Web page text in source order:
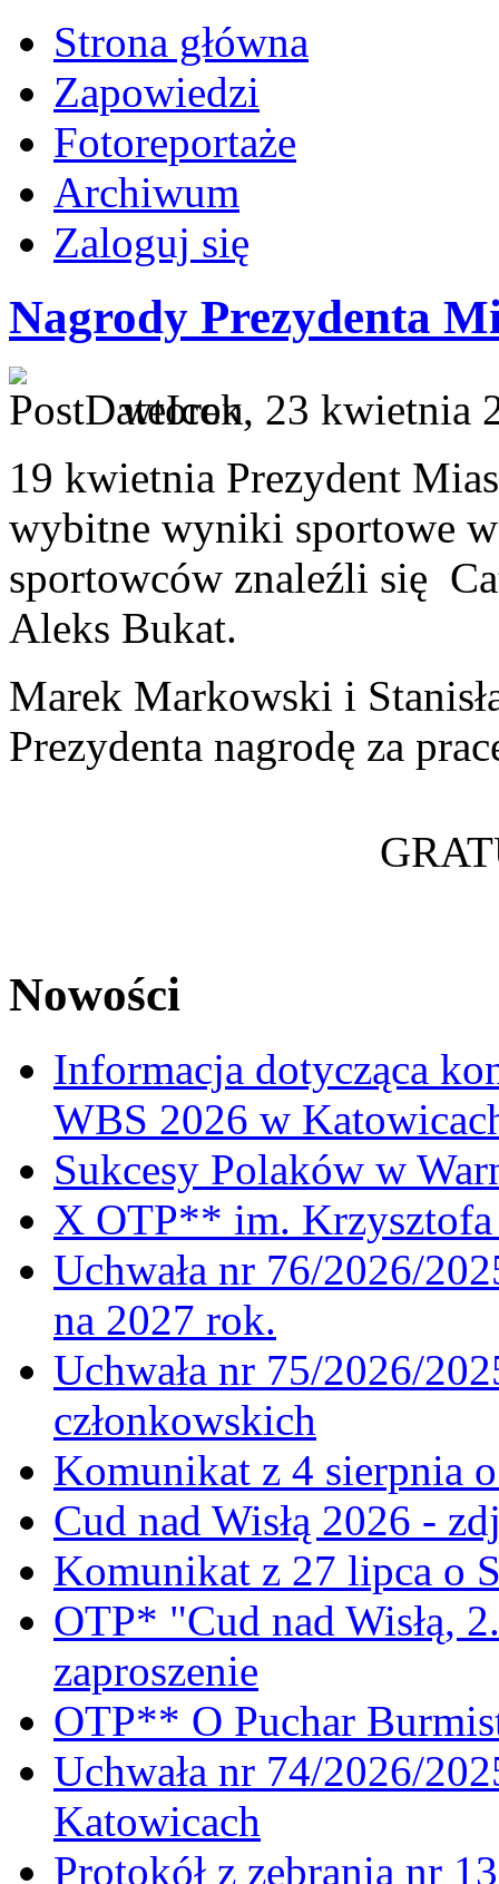
Strona główna
Zapowiedzi
Fotoreportaże
Archiwum
Zaloguj się
Nagrody Prezydenta
wtorek, 23 kwietnia
19 kwietnia Prezydent
wybitne wyniki sportowe
sportowców znaleźli się
Aleks Bukat.
Marek Markowski i
Prezydenta nagrodę za
Nowości
Informacja dotycząca
WBS 2026 w
Sukcesy Polaków w
X OTP** im. Krzysztofa
Uchwała nr 76/2026/
na 2027 rok.
Uchwała nr 75/2026/
członkowskich
Komunikat z 4 sierpnia
Cud nad Wisłą 2026 -
Komunikat z 27 lipca o
OTP* "Cud nad Wisłą,
zaproszenie
OTP** O Puchar
Uchwała nr 74/2026/
Katowicach
Protokół z zebrania nr